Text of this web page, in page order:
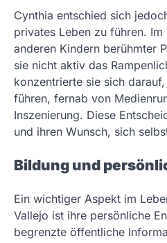
Cynthia entschied sich
privates Leben zu führen.
anderen Kindern berühmter
sie nicht aktiv das
konzentrierte sie sich
führen, fernab von
Inszenierung. Diese
und ihren Wunsch, sich
Bildung und
Ein wichtiger Aspekt im
Vallejo ist ihre persönliche
begrenzte öffentliche